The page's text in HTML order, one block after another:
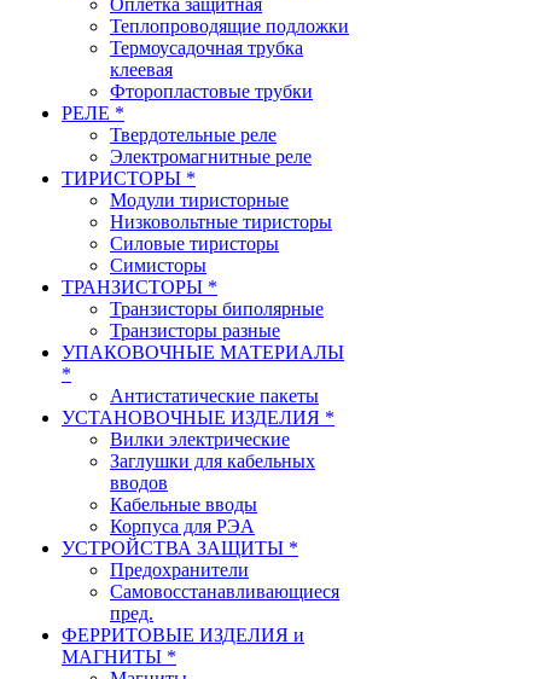
Оплетка защитная
Теплопроводящие подложки
Термоусадочная трубка
клеевая
Фторопластовые трубки
РЕЛЕ *
Твердотельные реле
Электромагнитные реле
ТИРИСТОРЫ *
Модули тиристорные
Низковольтные тиристоры
Силовые тиристоры
Симисторы
ТРАНЗИСТОРЫ *
Транзисторы биполярные
Транзисторы разные
УПАКОВОЧНЫЕ МАТЕРИАЛЫ
*
Антистатические пакеты
УСТАНОВОЧНЫЕ ИЗДЕЛИЯ *
Вилки электрические
Заглушки для кабельных
вводов
Кабельные вводы
Корпуса для РЭА
УСТРОЙСТВА ЗАЩИТЫ *
Предохранители
Самовосстанавливающиеся
пред.
ФЕРРИТОВЫЕ ИЗДЕЛИЯ и
МАГНИТЫ *